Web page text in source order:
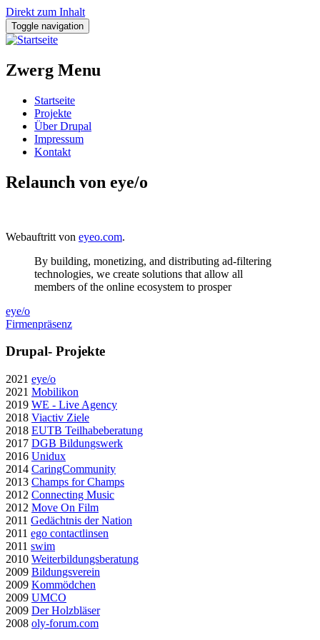
Direkt zum Inhalt
Toggle navigation
Zwerg Menu
Startseite
Projekte
Über Drupal
Impressum
Kontakt
Relaunch von eye/o
Webauftritt von eyeo.com.
By building, monetizing, and distributing ad-filtering
technologies, we create solutions that allow all
members of the online ecosystem to prosper
eye/o
Firmenpräsenz
Drupal- Projekte
2021 eye/o
2021 Mobilikon
2019 WE - Live Agency
2018 Viactiv Ziele
2018 EUTB Teilhabeberatung
2017 DGB Bildungswerk
2016 Unidux
2014 CaringCommunity
2013 Champs for Champs
2012 Connecting Music
2012 Move On Film
2011 Gedächtnis der Nation
2011 ego contactlinsen
2011 swim
2010 Weiterbildungsberatung
2009 Bildungsverein
2009 Kommödchen
2009 UMCO
2009 Der Holzbläser
2008 oly-forum.com